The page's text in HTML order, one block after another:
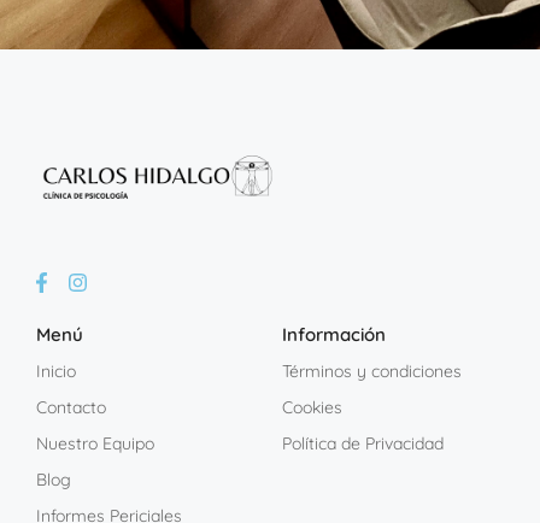
Menú
Inicio
Contacto
Nuestro Equipo
Blog
Informes Periciales
Información
Términos y condiciones
Cookies
Política de Privacidad